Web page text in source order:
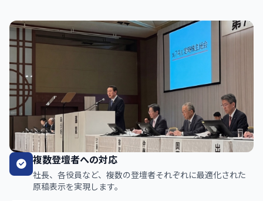
複数登壇者への対応
社長、各役員など、複数の登壇者それぞれに最適化された
原稿表示を実現します。